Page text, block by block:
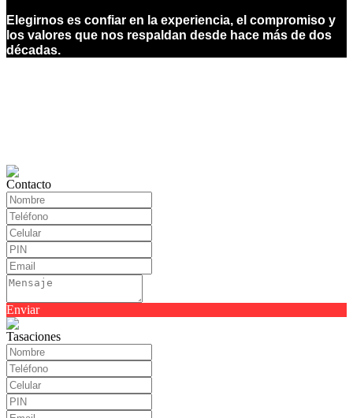
Elegirnos es confiar en la experiencia, el compromiso y
los valores que nos respaldan desde hace más de dos
décadas.
Contacto
Enviar
Tasaciones